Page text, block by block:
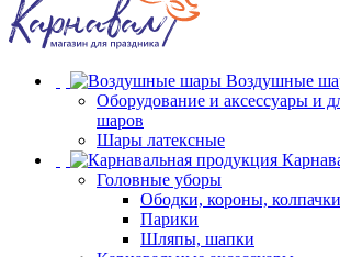
Воздушные
Оборудование и аксессуары и
шаров
Шары латексные
Головные уборы
Ободки, короны,
Парики
Шляпы, шапки